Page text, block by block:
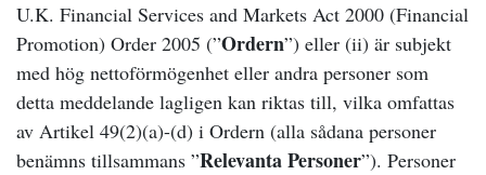
U.K. Financial Services and Markets Act 2000 (Financial
Promotion) Order 2005 (”Ordern”) eller (ii) är subjekt
med hög nettoförmögenhet eller andra personer som
detta meddelande lagligen kan riktas till, vilka omfattas
av Artikel 49(2)(a)-(d) i Ordern (alla sådana personer
benämns tillsammans ”Relevanta Personer”). Personer